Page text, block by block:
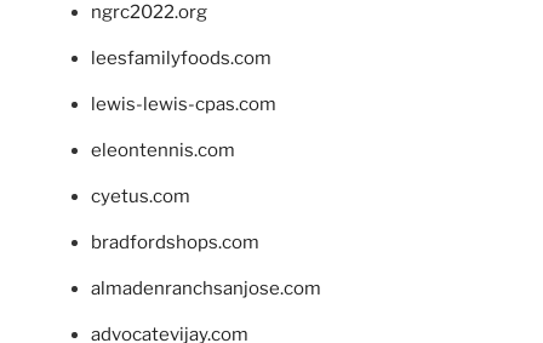
ngrc2022.org
leesfamilyfoods.com
lewis-lewis-cpas.com
eleontennis.com
cyetus.com
bradfordshops.com
almadenranchsanjose.com
advocatevijay.com